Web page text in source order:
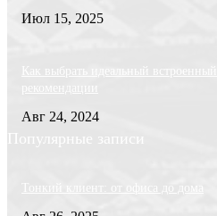
Июл 15, 2025
Как выбрать идеальный
рекомендации
Авг 24, 2024
Популярные записи
Тонкий клиент: от офиса до дома